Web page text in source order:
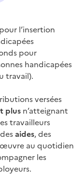
l’insertion
pour
handicapées
travail).
versées
plus n’atteignant
travailleurs
aides, des
au quotidien
les